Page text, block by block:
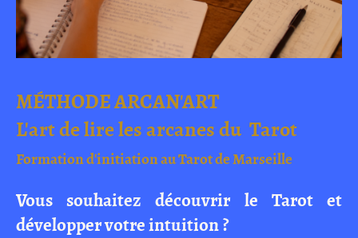
MÉTHODE ARCAN'ART
L'art de lire les arcanes du Tarot
Formation d'initiation au Tarot de Marseille
Vous souhaitez découvrir le Tarot et
développer votre intuition ?